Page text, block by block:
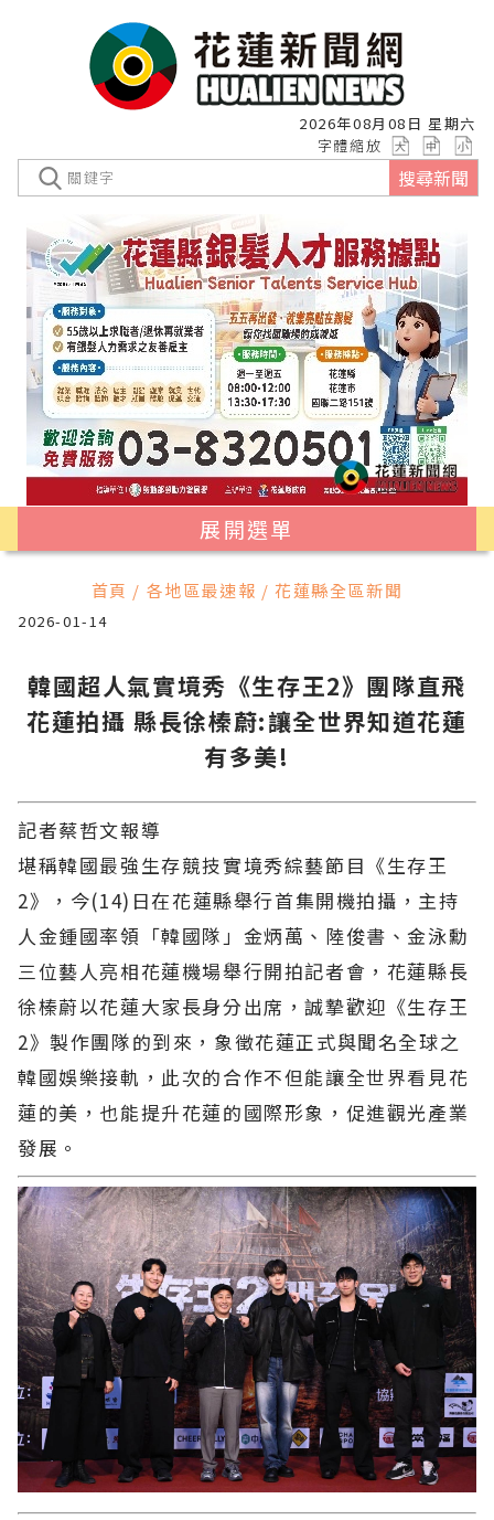
2026年08月08日 星期六
字體縮放
搜尋新聞
展開選單
首頁 / 各地區最速報 / 花蓮縣全區新聞
2026-01-14
韓國超人氣實境秀《生存王2》團隊直飛
花蓮拍攝 縣長徐榛蔚:讓全世界知道花蓮
有多美!
記者蔡哲文報導
堪稱韓國最強生存競技實境秀綜藝節目《生存王
2》，今(14)日在花蓮縣舉行首集開機拍攝，主持
人金鍾國率領「韓國隊」金炳萬、陸俊書、金泳勳
三位藝人亮相花蓮機場舉行開拍記者會，花蓮縣長
徐榛蔚以花蓮大家長身分出席，誠摯歡迎《生存王
2》製作團隊的到來，象徵花蓮正式與聞名全球之
韓國娛樂接軌，此次的合作不但能讓全世界看見花
蓮的美，也能提升花蓮的國際形象，促進觀光產業
發展。